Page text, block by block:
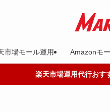
市場モール運用 Amazonモ
楽天市場運用代行おす